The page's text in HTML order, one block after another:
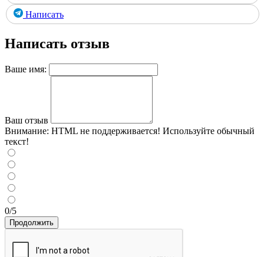
Написать
Написать отзыв
Ваше имя:
Ваш отзыв
Внимание: HTML не поддерживается! Используйте обычный
текст!
0/5
Продолжить